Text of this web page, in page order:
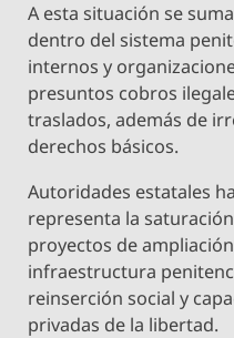
A esta situación se
dentro del sistema
internos y
presuntos cobros
traslados, además de
derechos básicos.
Autoridades estatales
representa la
proyectos de
infraestructura
reinserción social y
privadas de la libertad.